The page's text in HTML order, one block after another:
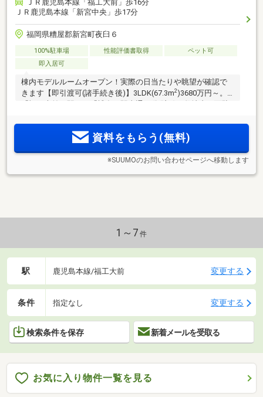
ＪＲ鹿児島本線「福工大前」歩16分
ＪＲ鹿児島本線「新宮中央」歩17分
福岡県糟屋郡新宮町夜臼６
100%駐車場 性能評価書取得
ペット可
即入居可
棟内モデルルームオープン！実際の日当たりや眺望が確認で
きます【即引渡可(諸手続き後)】3LDK(67.3m2)3680万円～。
／自転車5分圏内にロピア、ユニクロ、IKEA／「福工大前」駅
「新宮中央」駅が徒歩圏資料をもらう(無料)
※SUUMOのお問い合わせページへ移動します
1～7 件
駅 鹿児島本線/福工大前 変更する
条件 指定なし 変更する
検索条件を保存 新着メールを受取る
お気に入り物件一覧を見る